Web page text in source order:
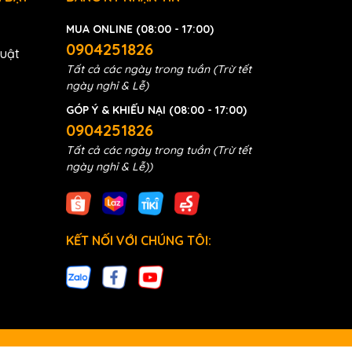
MUA ONLINE (08:00 - 17:00)
0904251826
Tất cả các ngày trong tuần (Trừ tết
ngày nghỉ & Lễ)
GÓP Ý & KHIẾU NẠI (08:00 - 17:00)
0904251826
Tất cả các ngày trong tuần (Trừ tết
ngày nghỉ & Lễ))
KẾT NỐI VỚI CHÚNG TÔI: